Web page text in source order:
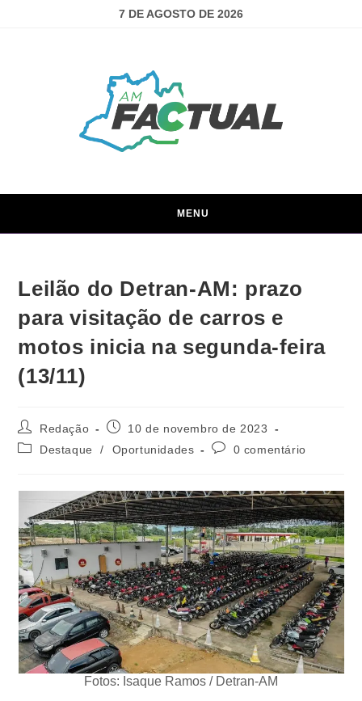
7 DE AGOSTO DE 2026
MENU
Leilão do Detran-AM: prazo
para visitação de carros e
motos inicia na segunda-feira
(13/11)
Redação
10 de novembro de 2023
Destaque
/ Oportunidades 0 comentário
Fotos: Isaque Ramos / Detran-AM